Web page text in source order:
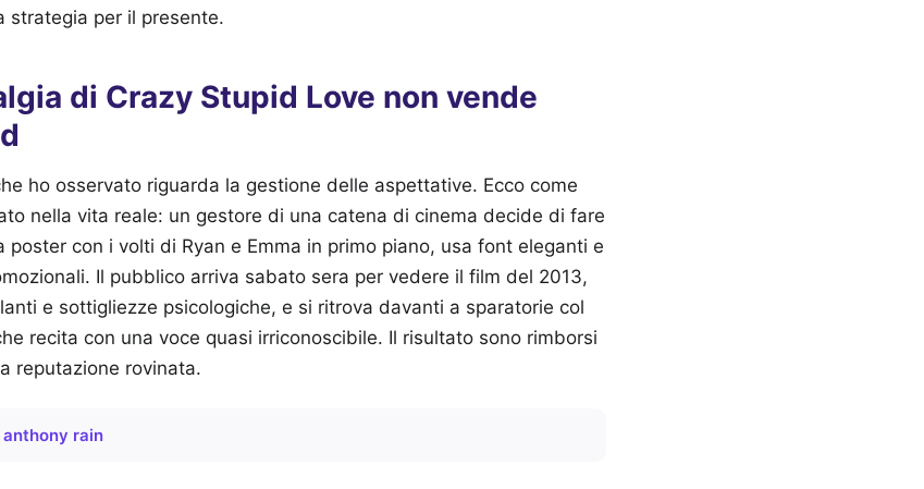
strategia per il presente.
di Crazy Stupid Love non vende
ho osservato riguarda la gestione delle aspettative. Ecco come
nella vita reale: un gestore di una catena di cinema decide di fare
poster con i volti di Ryan e Emma in primo piano, usa font eleganti e
Il pubblico arriva sabato sera per vedere il film del 2013,
e sottigliezze psicologiche, e si ritrova davanti a sparatorie col
recita con una voce quasi irriconoscibile. Il risultato sono rimborsi
reputazione rovinata.
rain